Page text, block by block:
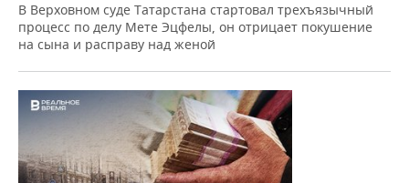
В Верховном суде Татарстана стартовал трехъязычный
процесс по делу Мете Эцфелы, он отрицает покушение
на сына и расправу над женой